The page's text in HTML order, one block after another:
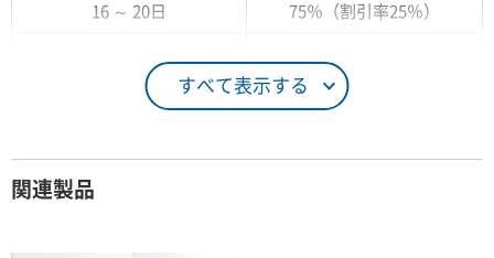
すべて表示する
16 ～ 20日 75％（割引率25％）
26日 ～ 1ヶ月 100％（割引率 0％）
関連製品